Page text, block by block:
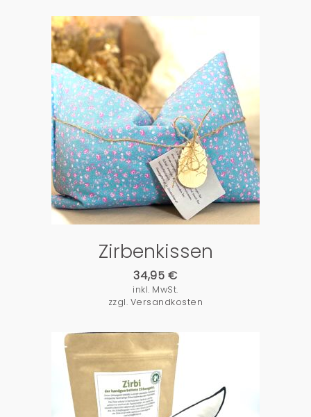
PRODUKTDETAILS
Zirbenkissen
34,95€
inkl. MwSt.
zzgl. Versandkosten